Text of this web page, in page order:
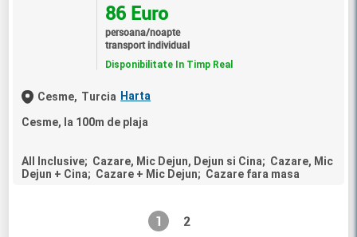
86 Euro
persoana/noapte
transport individual
Disponibilitate In Timp Real
Cesme, Turcia Harta
Cesme, la 100m de plaja
All Inclusive; Cazare, Mic Dejun, Dejun si Cina; Cazare, Mic
Dejun + Cina; Cazare + Mic Dejun; Cazare fara masa
1 2